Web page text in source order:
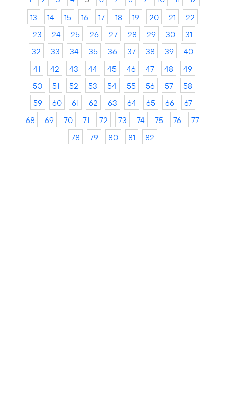
13
14 15 16 17 18 19 20 21
22
23
24 25 26 27 28 29 30
31
32
33 34 35 36 37 38 39
40
41
42 43 44 45 46 47 48
49
50
51 52 53 54 55 56 57
58
59
60 61 62 63 64 65 66
67
68
69 70 71 72 73 74 75 76
77
78
79 80 81 82